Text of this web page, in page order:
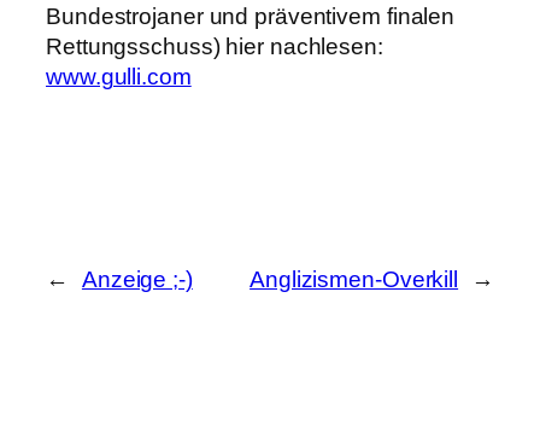
Bundestrojaner und präventivem finalen
Rettungsschuss) hier nachlesen:
www.gulli.com
← Anzeige ;-) Anglizismen-Overkill →